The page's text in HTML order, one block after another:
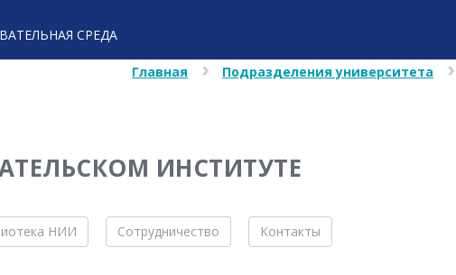
СРЕДА
Главная Подразделения университета
ИНСТИТУТЕ
НИИ Сотрудничество Контакты